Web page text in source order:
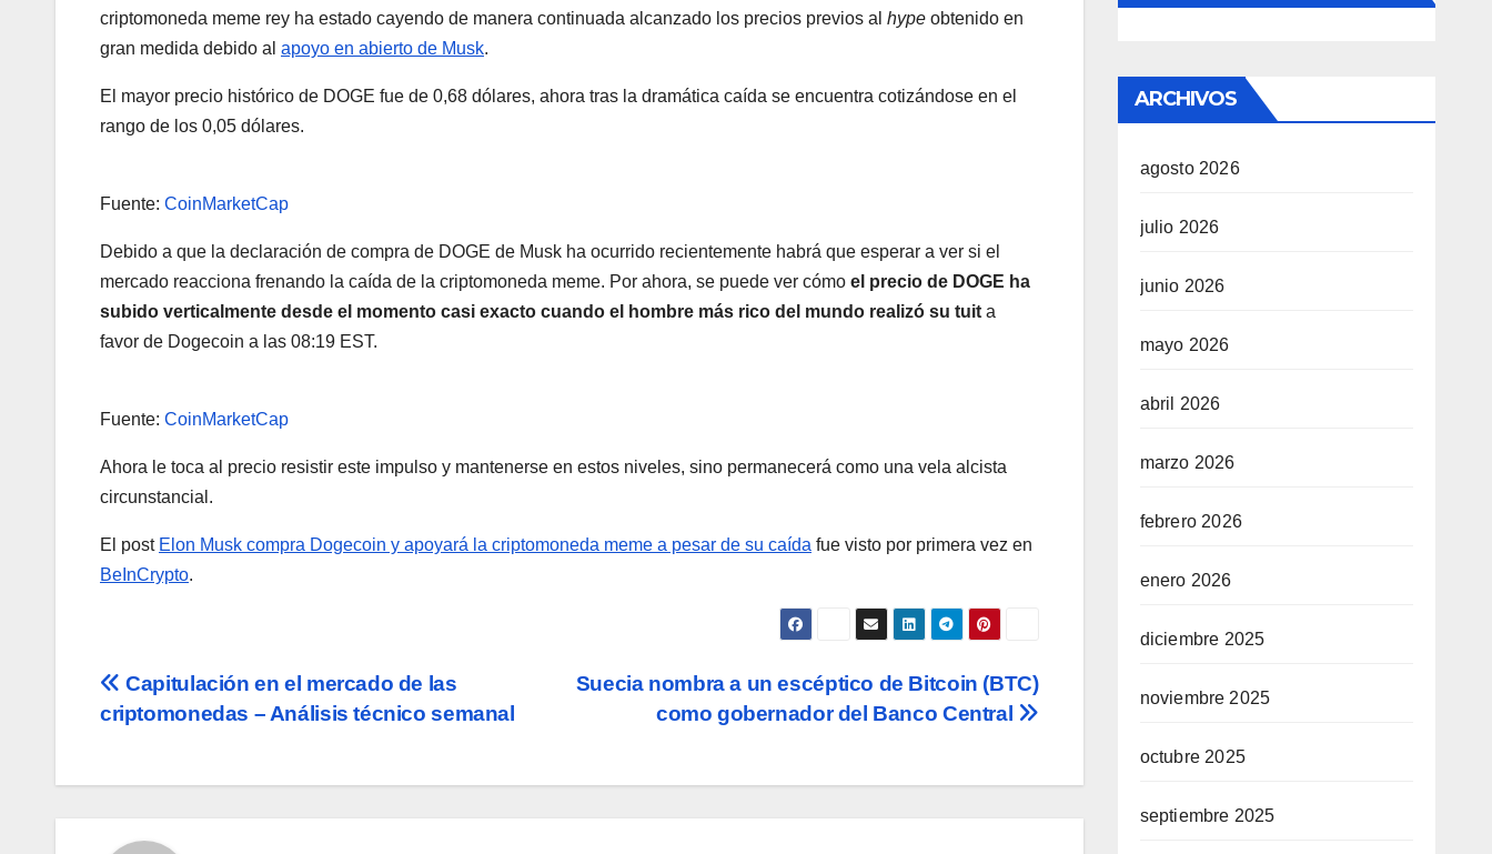
criptomoneda meme rey ha estado cayendo de manera continuada alcanzado los precios previos al hype obtenido en
gran medida debido al apoyo en abierto de Musk.
El mayor precio histórico de DOGE fue de 0,68 dólares, ahora tras la dramática caída se encuentra cotizándose en el
rango de los 0,05 dólares.
Fuente: CoinMarketCap
Debido a que la declaración de compra de DOGE de Musk ha ocurrido recientemente habrá que esperar a ver si el
mercado reacciona frenando la caída de la criptomoneda meme. Por ahora, se puede ver cómo el precio de DOGE ha
subido verticalmente desde el momento casi exacto cuando el hombre más rico del mundo realizó su tuita
favor de Dogecoin a las 08:19 EST.
Fuente: CoinMarketCap
Ahora le toca al precio resistir este impulso y mantenerse en estos niveles, sino permanecerá como una vela alcista
circunstancial.
El post Elon Musk compra Dogecoin y apoyará la criptomoneda meme a pesar de su caída fue visto por primera vez en
BeInCrypto.
Navegación
de
entradas
Suecia nombra a un escéptico de Bitcoin (BTC)
como gobernador del Banco Central
Capitulación en el mercado de las
criptomonedas – Análisis técnico semanal
ARCHIVOS
agosto 2026
julio 2026
junio 2026
mayo 2026
abril 2026
marzo 2026
febrero 2026
enero 2026
diciembre 2025
noviembre 2025
octubre 2025
septiembre 2025